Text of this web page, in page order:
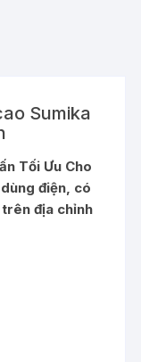
Sumika
Tối Ưu Cho
điện, có
địa chỉnh